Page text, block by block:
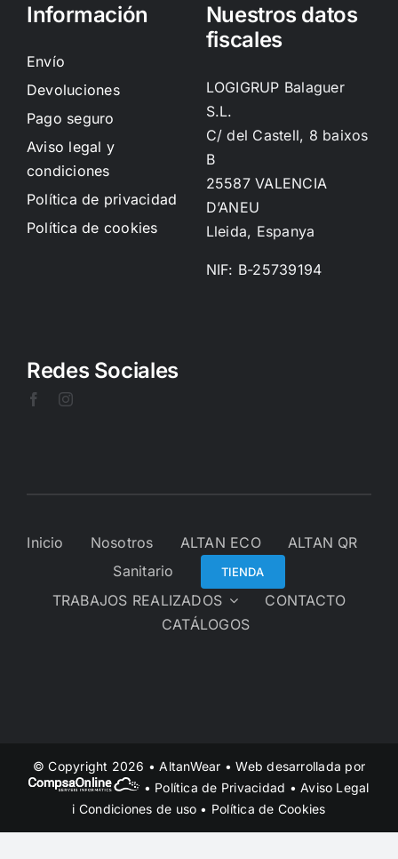
Información
Envío
Devoluciones
Pago seguro
Aviso legal y
condiciones
Política de privacidad
Política de cookies
Nuestros datos
fiscales
LOGIGRUP Balaguer
S.L.
C/ del Castell, 8 baixos
B
25587 VALENCIA
D’ANEU
Lleida, Espanya
NIF: B-25739194
Redes Sociales
Inicio Nosotros ALTAN ECO
ALTAN QR
Sanitario
TIENDA
TRABAJOS REALIZADOS
CONTACTO
CATÁLOGOS
© Copyright 2026 • AltanWear • Web desarrollada por
• Política de Privacidad •Aviso Legal
i Condiciones de uso • Política de Cookies